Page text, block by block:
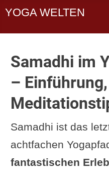
YOGA WELTEN
Samadhi im
–
Samadhi ist das
achtfachen
fantastischen